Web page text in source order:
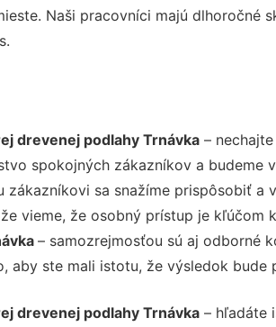
Naši pracovníci majú dlhoročné
drevenej podlahy Trnávka– nechajte
spokojných zákazníkov a budeme
zákazníkovi sa snažíme prispôsobiť a
vieme, že osobný prístup je kľúčom
– samozrejmosťou sú aj odborné
aby ste mali istotu, že výsledok bude
drevenej podlahy Trnávka– hľadáte